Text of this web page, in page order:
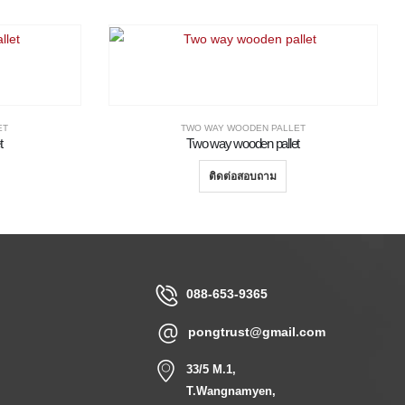
TWO WAY WOODEN PALLET
Two way wooden pallet
ติดต่อสอบถาม
088-653-9365
pongtrust@gmail.com
33/5 M.1,
T.Wangnamyen,